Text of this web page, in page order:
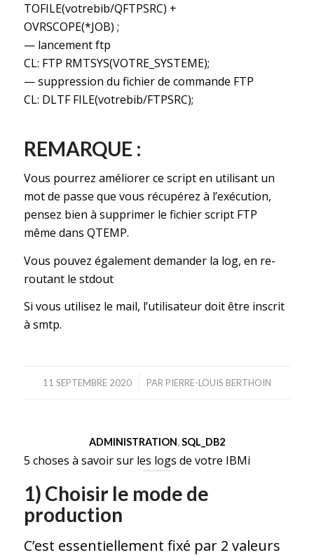
TOFILE(votrebib/QFTPSRC) +
OVRSCOPE(*JOB) ;
— lancement ftp
CL: FTP RMTSYS(VOTRE_SYSTEME);
— suppression du fichier de commande FTP
CL: DLTF FILE(votrebib/FTPSRC);
REMARQUE :
Vous pourrez améliorer ce script en utilisant un
mot de passe que vous récupérez à l’exécution,
pensez bien à supprimer le fichier script FTP
même dans QTEMP.
Vous pouvez également demander la log, en re-
routant le stdout
Si vous utilisez le mail, l’utilisateur doit être inscrit
à smtp.
11 SEPTEMBRE 2020
/ PAR PIERRE-LOUIS BERTHOIN
ADMINISTRATION,SQL_DB2
5 choses à savoir sur les logs de votre IBMi
1) Choisir le mode de
production
C’est essentiellement fixé par 2 valeurs